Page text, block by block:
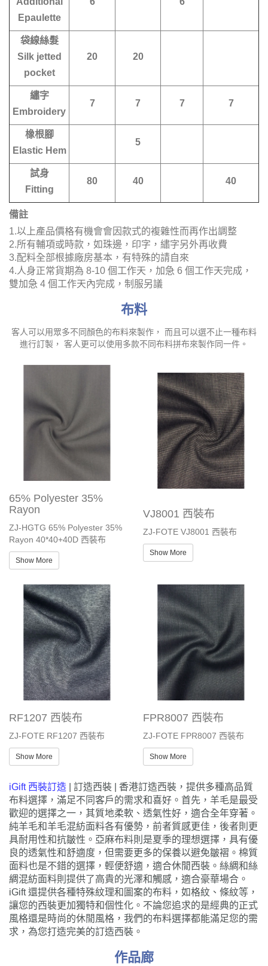
Epaulette
袋線絲髮
Silk jetted
pocket
20 20
繡字
Embroidery
7 7 7 7
橡根腳
Elastic Hem
5
試身
Fitting
80 40 40
備註
1.以上產品價格有機會會因款式的複雜性而再作出調整
2.所有輔項或時款，如珠邊，印字，繡字另外再收費
3.配料全部根據廠房基本，有特殊的請自來
4.人身正常貨期為 8-10 個工作天，加急 6 個工作天完成，
雙加急 4 個工作天內完成，制服另議
布料
客人可以用眾多不同顏色的布料來製作， 而且可以選不止一種布料
進行訂製， 客人更可以使用多款不同布料拼布來製作同一件。
65% Polyester 35%
Rayon
ZJ-HGTG 65% Polyester 35%
Rayon 40*40+40D 西裝布
Show More
VJ8001 西裝布
ZJ-FOTE VJ8001 西裝布
Show More
RF1207 西裝布
ZJ-FOTE RF1207 西裝布
Show More
FPR8007 西裝布
ZJ-FOTE FPR8007 西裝布
Show More
iGift 西裝訂造 | 訂造西裝 | 香港訂造西裝，提供多種高品質
布料選擇，滿足不同客戶的需求和喜好。首先，羊毛是最受
歡迎的選擇之一，其質地柔軟、透氣性好，適合全年穿著。
純羊毛和羊毛混紡面料各有優勢，前者質感更佳，後者則更
具耐用性和抗皺性。亞麻布料則是夏季的理想選擇，具有優
良的透氣性和舒適度，但需要更多的保養以避免皺褶。棉質
面料也是不錯的選擇，輕便舒適，適合休閒西裝。絲綢和絲
綢混紡面料則提供了高貴的光澤和觸感，適合豪華場合。
iGift 還提供各種特殊紋理和圖案的布料，如格紋、條紋等，
讓您的西裝更加獨特和個性化。不論您追求的是經典的正式
風格還是時尚的休閒風格，我們的布料選擇都能滿足您的需
求，為您打造完美的訂造西裝。
作品廊